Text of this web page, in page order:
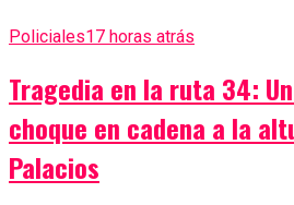
Policiales17 horas atrás
Tragedia en la ruta 34:
choque en cadena a la
Palacios